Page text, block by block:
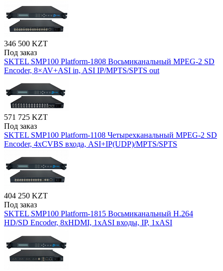
346 500 KZT
Под заказ
SKTEL SMP100 Platform-1808 Восьмиканальный MPEG-2 SD
Encoder, 8×AV+ASI in, ASI IP/MPTS/SPTS out
571 725 KZT
Под заказ
SKTEL SMP100 Platform-1108 Четырехканальный MPEG-2 SD
Encoder, 4xCVBS входа, ASI+IP(UDP)/MPTS/SPTS
404 250 KZT
Под заказ
SKTEL SMP100 Platform-1815 Восьмиканальный H.264
HD/SD Encoder, 8xHDMI, 1xASI входы, IP, 1xASI